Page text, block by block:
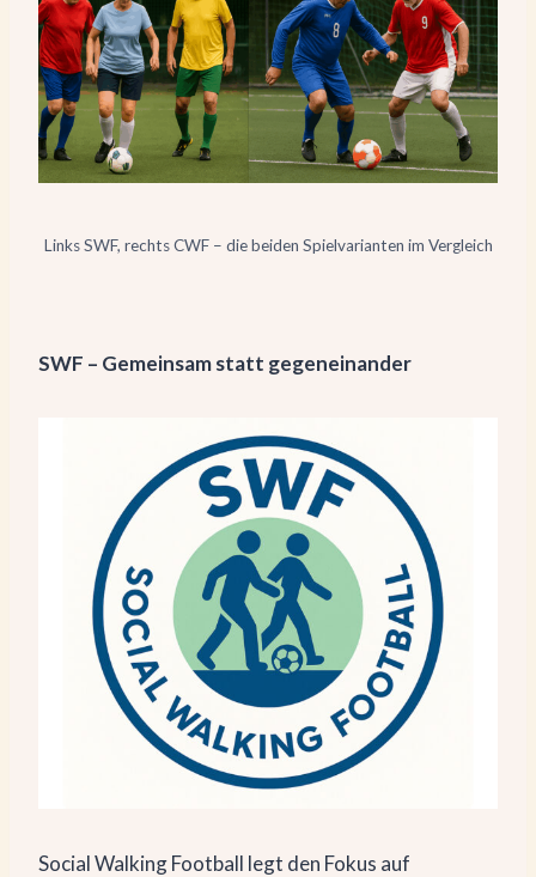
Links SWF, rechts CWF – die beiden Spielvarianten im Vergleich
SWF – Gemeinsam statt gegeneinander
Social Walking Football legt den Fokus auf